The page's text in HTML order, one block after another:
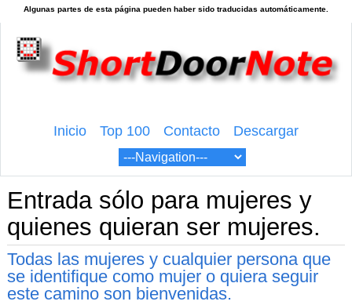
Inicio Top 100 Contacto Descargar
Entrada sólo para mujeres y
quienes quieran ser mujeres.
Todas las mujeres y cualquier persona que
se identifique como mujer o quiera seguir
este camino son bienvenidas.